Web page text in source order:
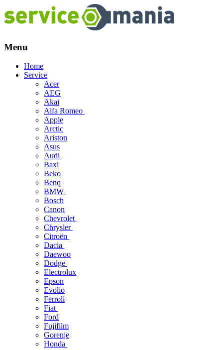
Menu
Skip
Home
Service
Acer
AEG
Akai
Alfa Romeo
Apple
Arctic
Ariston
Asus
Audi
Baxi
Beko
Benq
BMW
Bosch
Canon
Chevrolet
Chrysler
Citroën
Dacia
Daewoo
Dodge
Electrolux
Epson
Evolio
Ferroli
Fiat
Ford
Fujifilm
Gorenje
Honda